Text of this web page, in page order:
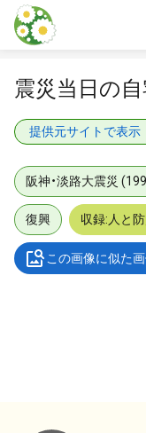
本文に飛ぶ
震災当日の
提供元サイトで表示
阪神・淡路大震災
復興 収録:人と
この画像に似た